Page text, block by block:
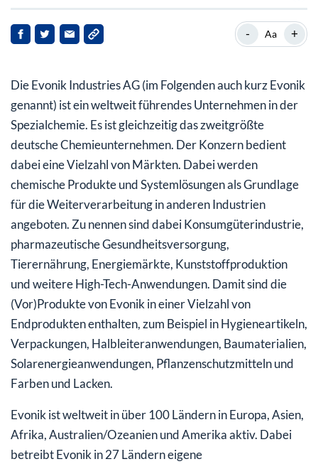
Ein kurzer historischer Streifzug
Die Entwicklung der Evonik Aktie im Vergleich mit dem
Dax seit dem Börsengang
Kapitalmaßnahmen der Evonik Industries AG
Letzte Unternehmenskennzahlen der Evonik Industries
AG
Dividendenzahlungen der Evonik Aktie
Die Evonik Aktie im Vergleich zum Dax seit
Jahresbeginn 2020
Das sagen die Analysten zur Evonik Aktie
Wichtige (geplante) Termine für die Aktionäre der
Allgemeine Infos zur Aktie von Evonik
- Aa +
Die Evonik Industries AG (im Folgenden auch kurz Evonik
genannt) ist ein weltweit führendes Unternehmen in der
Spezialchemie. Es ist gleichzeitig das zweitgrößte
deutsche Chemieunternehmen. Der Konzern bedient
dabei eine Vielzahl von Märkten. Dabei werden
chemische Produkte und Systemlösungen als Grundlage
für die Weiterverarbeitung in anderen Industrien
angeboten. Zu nennen sind dabei Konsumgüterindustrie,
pharmazeutische Gesundheitsversorgung,
Tierernährung, Energiemärkte, Kunststoffproduktion
und weitere High-Tech-Anwendungen. Damit sind die
(Vor)Produkte von Evonik in einer Vielzahl von
Endprodukten enthalten, zum Beispiel in Hygieneartikeln,
Verpackungen, Halbleiteranwendungen, Baumaterialien,
Solarenergieanwendungen, Pflanzenschutzmitteln und
Farben und Lacken.
Evonik ist weltweit in über 100 Ländern in Europa, Asien,
Afrika, Australien/Ozeanien und Amerika aktiv. Dabei
betreibt Evonik in 27 Ländern eigene